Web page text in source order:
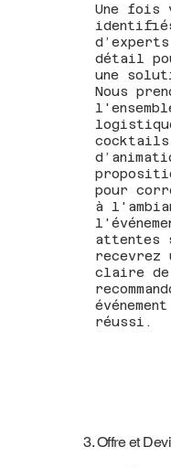
Une fois
détail
une
Nous
pour
à
attentes
recevrez
claire de
réussi.
3. Offre et